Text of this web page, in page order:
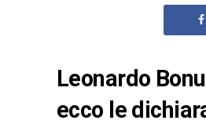
Leonardo
ecco le